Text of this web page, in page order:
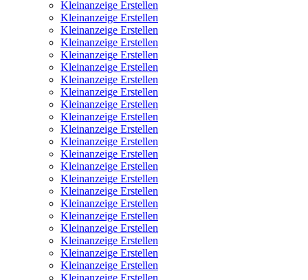
Kleinanzeige Erstellen
Kleinanzeige Erstellen
Kleinanzeige Erstellen
Kleinanzeige Erstellen
Kleinanzeige Erstellen
Kleinanzeige Erstellen
Kleinanzeige Erstellen
Kleinanzeige Erstellen
Kleinanzeige Erstellen
Kleinanzeige Erstellen
Kleinanzeige Erstellen
Kleinanzeige Erstellen
Kleinanzeige Erstellen
Kleinanzeige Erstellen
Kleinanzeige Erstellen
Kleinanzeige Erstellen
Kleinanzeige Erstellen
Kleinanzeige Erstellen
Kleinanzeige Erstellen
Kleinanzeige Erstellen
Kleinanzeige Erstellen
Kleinanzeige Erstellen
Kleinanzeige Erstellen